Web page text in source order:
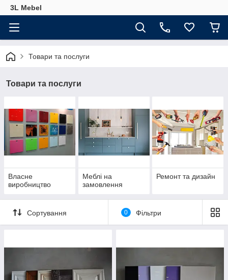
3L Mebel
Товари та послуги
Товари та послуги
Власне
виробництво
Меблі на
замовлення
Ремонт та дизайн
Сортування 0 Фільтри